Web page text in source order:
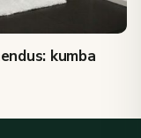
kumba